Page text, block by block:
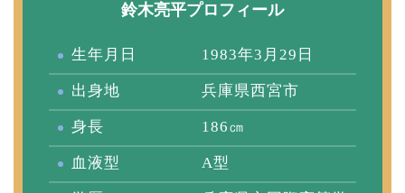
鈴木亮平プロフィール
生年月日 1983年3月29日
出身地 兵庫県西宮市
身長 186㎝
血液型 A型